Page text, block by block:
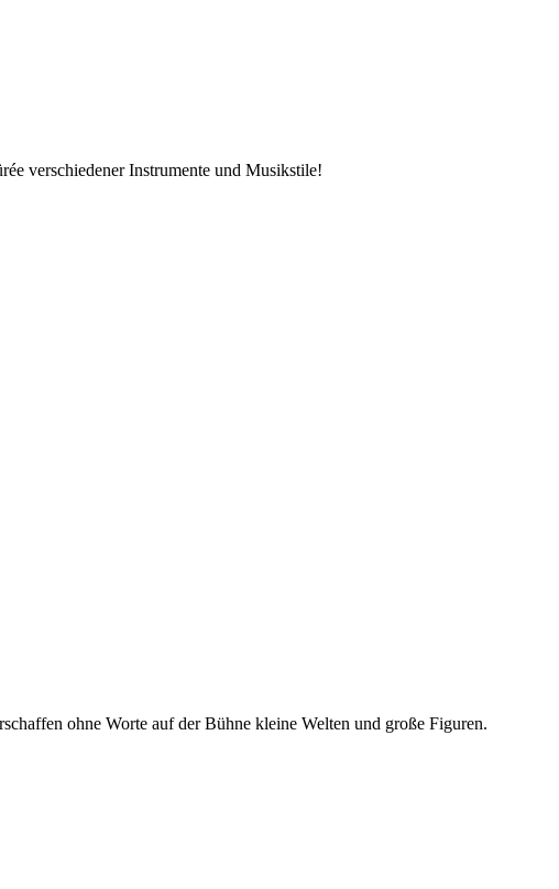
verschiedener Instrumente und Musikstile!
ohne Worte auf der Bühne kleine Welten und große Figuren.